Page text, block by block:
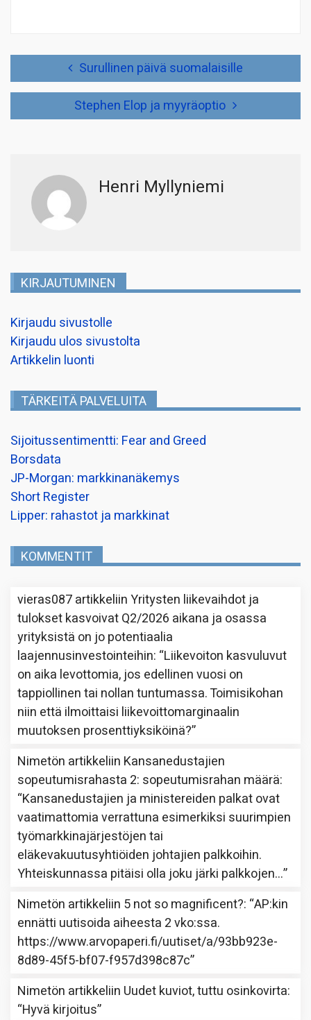
Surullinen päivä suomalaisille
Stephen Elop ja myyräoptio
Henri Myllyniemi
KIRJAUTUMINEN
Kirjaudu sivustolle
Kirjaudu ulos sivustolta
Artikkelin luonti
TÄRKEITÄ PALVELUITA
Sijoitussentimentti: Fear and Greed
Borsdata
JP-Morgan: markkinanäkemys
Short Register
Lipper: rahastot ja markkinat
KOMMENTIT
vieras087artikkeliinYritysten liikevaihdot ja
tulokset kasvoivat Q2/2026 aikana ja osassa
yrityksistä on jo potentiaalia
laajennusinvestointeihin: “Liikevoiton kasvuluvut
on aika levottomia, jos edellinen vuosi on
tappiollinen tai nollan tuntumassa. Toimisikohan
niin että ilmoittaisi liikevoittomarginaalin
muutoksen prosenttiyksiköinä?”
Nimetön artikkeliin Kansanedustajien
sopeutumisrahasta 2: sopeutumisrahan määrä:
“Kansanedustajien ja ministereiden palkat ovat
vaatimattomia verrattuna esimerkiksi suurimpien
työmarkkinajärjestöjen tai
eläkevakuutusyhtiöiden johtajien palkkoihin.
Yhteiskunnassa pitäisi olla joku järki palkkojen…”
Nimetön artikkeliin 5 not so magnificent?: “AP:kin
ennätti uutisoida aiheesta 2 vko:ssa.
https://www.arvopaperi.fi/uutiset/a/93bb923e-
8d89-45f5-bf07-f957d398c87c”
Nimetön artikkeliin Uudet kuviot, tuttu osinkovirta:
“Hyvä kirjoitus”